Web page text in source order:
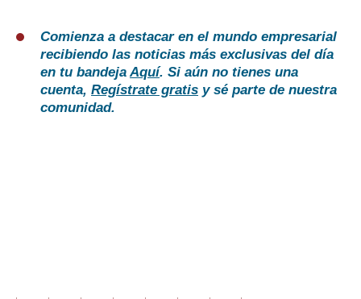
Comienza a destacar en el mundo empresarial
recibiendo las noticias más exclusivas del día
en tu bandejaAquí. Si aún no tienes una
cuenta, Regístrate gratis y sé parte de nuestra
comunidad.